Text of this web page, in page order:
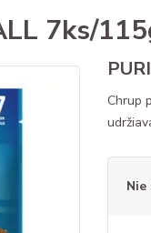
7ks/
Chrup
Nie